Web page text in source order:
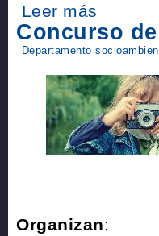
Leer más
Concurso
Departamento
Organizan: